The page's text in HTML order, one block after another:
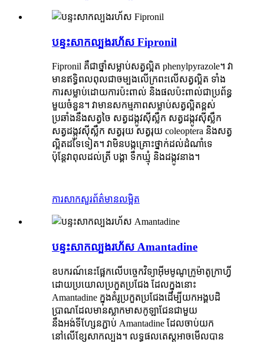
បន្ទះសាកល្បងរហ័ស Fipronil
Fipronil គឺជាថ្នាំសម្លាប់សត្វល្អិត phenylpyrazole។ វា
មានឥទ្ធិពលពុលជាចម្បងលើក្រពះលើសត្វល្អិត ទាំង
ការសម្លាប់ដោយការប៉ះពាល់ និងផលប៉ះពាល់ជាប្រព័ន្ធ
មួយចំនួន។ វាមានសកម្មភាពសម្លាប់សត្វល្អិតខ្ពស់
ប្រឆាំងនឹងសត្វចៃ សត្វដង្កូវស៊ីស្លឹក សត្វដង្កូវស៊ីស្លឹក
សត្វដង្កូវស៊ីស្លឹក សត្វរុយ សត្វរុយ coleoptera និងសត្វ
ល្អិតដទៃទៀត។ វាមិនបង្កគ្រោះថ្នាក់ដល់ដំណាំទេ
ប៉ុន្តែវាពុលដល់ត្រី បង្គា ទឹកឃ្មុំ និងដង្កូវនាង។
ការសាកសួរព័ត៌មានលម្អិត
បន្ទះសាកល្បងរហ័ស Amantadine
ឧបករណ៍នេះផ្អែកលើបច្ចេកវិទ្យាអ៊ីមមូណូក្រូម៉ាតូក្រាហ្វី
ដោយប្រយោលប្រកួតប្រជែង ដែលក្នុងនោះ
Amantadine ក្នុងគំរូប្រកួតប្រជែងដើម្បីយកអង្គបដិ
ប្រាណដែលមានស្លាកមាសកូឡាជែនជាមួយ
នឹងអង់ទីហ្សែនភ្ជាប់ Amantadine ដែលចាប់យក
នៅលើខ្សែសាកល្បង។ លទ្ធផលតេស្តអាចមើលបាន